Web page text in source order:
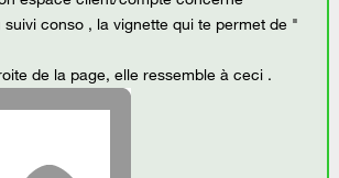
conso , la vignette qui te permet de "
de la page, elle ressemble à ceci .